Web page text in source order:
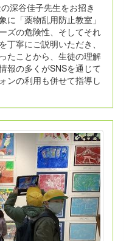
深谷佳子先生をお招き
に「薬物乱用防止教室」
ズの危険性、そしてそれ
寧にご説明いただき、
たことから、生徒の理解
報の多くがSNSを通じて
ンの利用も併せて指導し